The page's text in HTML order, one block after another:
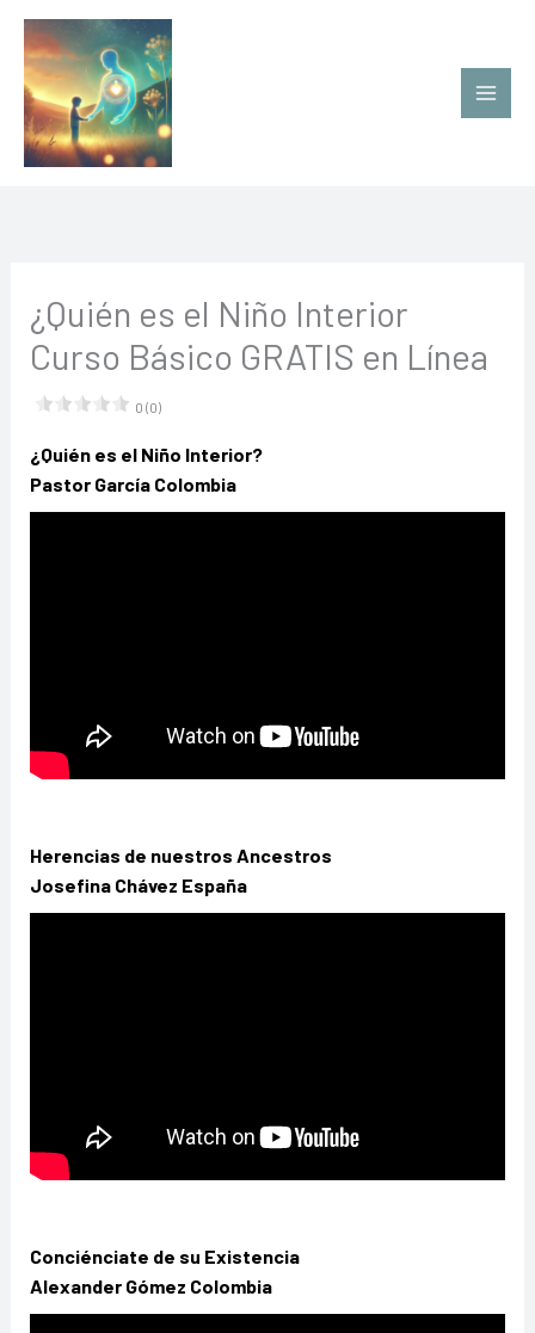
contenido
¿Quién es el Niño Interior
Curso Básico GRATIS en Línea
0 (0)
¿Quién es el Niño Interior?
Pastor García Colombia
Herencias de nuestros Ancestros
Josefina Chávez España
Conciénciate de su Existencia
Alexander Gómez Colombia